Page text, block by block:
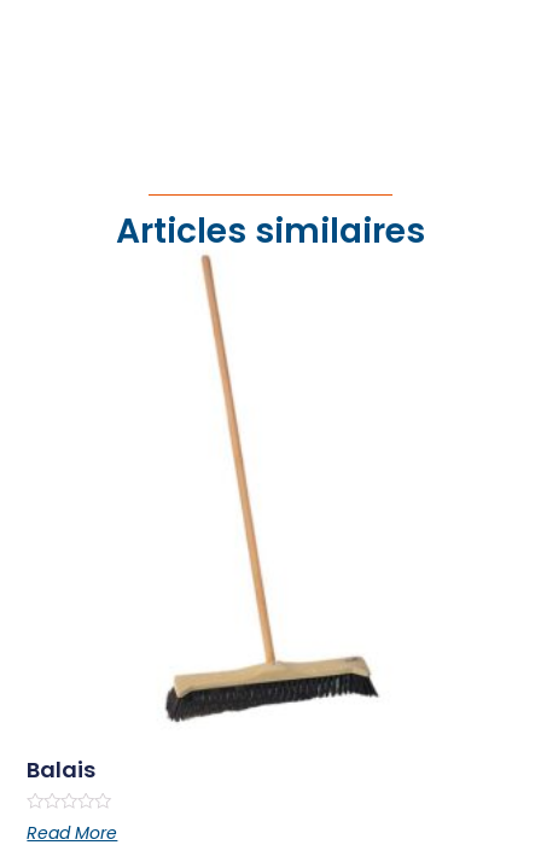
Articles similaires
Balais
Rated
0
Read More